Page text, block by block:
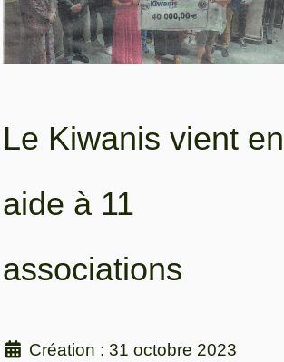
Le Kiwanis vient en
aide à 11
associations
Création : 31 octobre 2023